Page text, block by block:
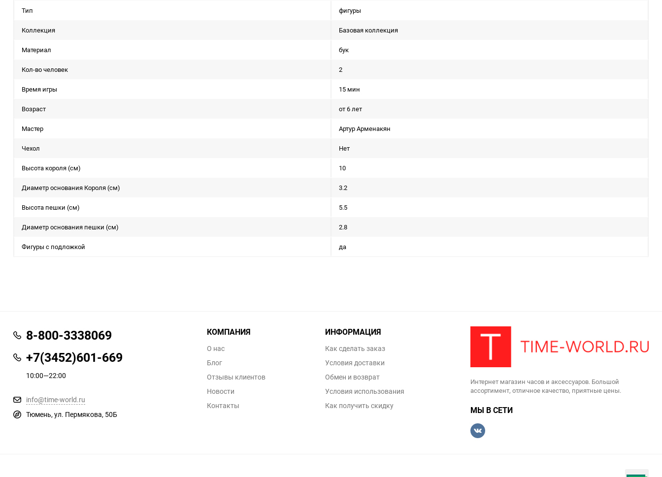
Тип фигуры
Коллекция Базовая коллекция
Материал бук
Кол-во человек 2
Время игры 15 мин
Возраст от 6 лет
Мастер Артур Арменакян
Чехол Нет
Высота короля (см) 10
Диаметр основания Короля (см) 3.2
Высота пешки (см) 5.5
Диаметр основания пешки (см) 2.8
Фигуры с подложкой да
8-800-3338069
+7(3452)601-669
10:00—22:00
info@time-world.ru
Тюмень, ул. Пермякова, 50Б
КОМПАНИЯ
О нас
Блог
Отзывы клиентов
Новости
Контакты
ИНФОРМАЦИЯ
Как сделать заказ
Условия доставки
Обмен и возврат
Условия использования
Как получить скидку
Интернет магазин часов и аксессуаров. Большой
ассортимент, отличное качество, приятные цены.
МЫ В СЕТИ